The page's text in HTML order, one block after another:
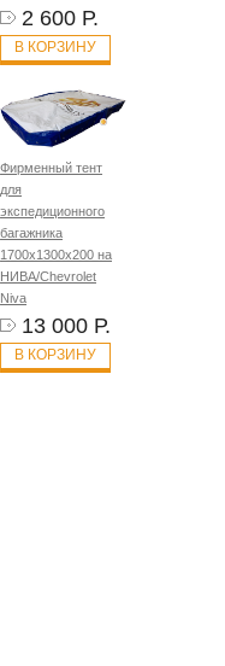
2 600 Р.
В КОРЗИНУ
Фирменный тент
для
экспедиционного
багажника
1700х1300х200 на
НИВА/Chevrolet
Niva
13 000 Р.
В КОРЗИНУ